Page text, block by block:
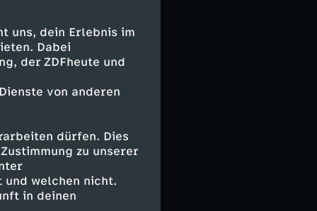
uns, dein Erlebnis im
Dabei
der ZDFheute und
von anderen
dürfen. Dies
zu unserer
und welchen nicht.
in deinen
aber
oder
natürlich
aber
der
gehe es um